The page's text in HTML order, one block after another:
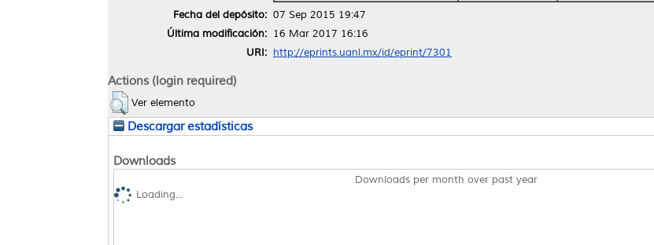
Fecha del depósito: 07 Sep 2015 19:47
Última modificación: 16 Mar 2017 16:16
URI: http://eprints.uanl.mx/id/eprint/7301
Actions (login required)
Ver elemento
Descargar estadísticas
Downloads
Downloads per month over past year
Loading...